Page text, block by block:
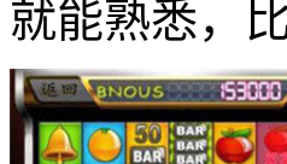
就能熟悉，